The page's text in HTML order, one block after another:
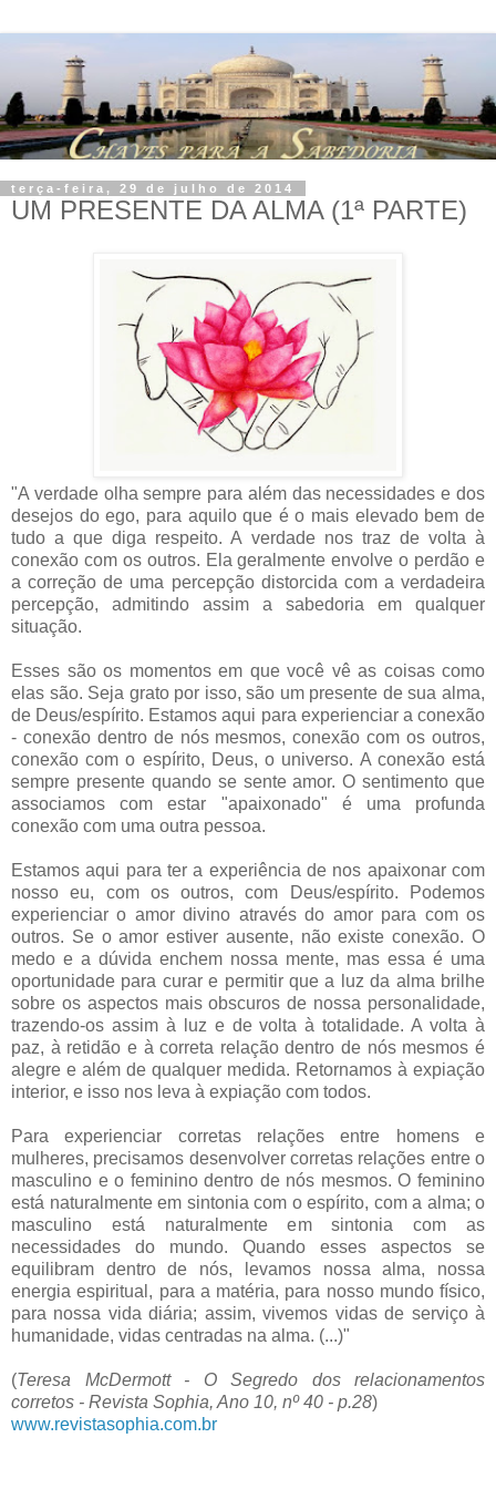
terça-feira, 29 de julho de 2014
UM PRESENTE DA ALMA (1ª PARTE)
"A verdade olha sempre para além das necessidades e dos
desejos do ego, para aquilo que é o mais elevado bem de
tudo a que diga respeito. A verdade nos traz de volta à
conexão com os outros. Ela geralmente envolve o perdão e
a correção de uma percepção distorcida com a verdadeira
percepção, admitindo assim a sabedoria em qualquer
situação.
Esses são os momentos em que você vê as coisas como
elas são. Seja grato por isso, são um presente de sua alma,
de Deus/espírito. Estamos aqui para experienciar a conexão
- conexão dentro de nós mesmos, conexão com os outros,
conexão com o espírito, Deus, o universo. A conexão está
sempre presente quando se sente amor. O sentimento que
associamos com estar "apaixonado" é uma profunda
conexão com uma outra pessoa.
Estamos aqui para ter a experiência de nos apaixonar com
nosso eu, com os outros, com Deus/espírito. Podemos
experienciar o amor divino através do amor para com os
outros. Se o amor estiver ausente, não existe conexão. O
medo e a dúvida enchem nossa mente, mas essa é uma
oportunidade para curar e permitir que a luz da alma brilhe
sobre os aspectos mais obscuros de nossa personalidade,
trazendo-os assim à luz e de volta à totalidade. A volta à
paz, à retidão e à correta relação dentro de nós mesmos é
alegre e além de qualquer medida. Retornamos à expiação
interior, e isso nos leva à expiação com todos.
Para experienciar corretas relações entre homens e
mulheres, precisamos desenvolver corretas relações entre o
masculino e o feminino dentro de nós mesmos. O feminino
está naturalmente em sintonia com o espírito, com a alma; o
masculino está naturalmente em sintonia com as
necessidades do mundo. Quando esses aspectos se
equilibram dentro de nós, levamos nossa alma, nossa
energia espiritual, para a matéria, para nosso mundo físico,
para nossa vida diária; assim, vivemos vidas de serviço à
humanidade, vidas centradas na alma. (...)"
(Teresa McDermott - O Segredo dos relacionamentos
corretos - Revista Sophia, Ano 10, nº 40 - p.28)
www.revistasophia.com.br